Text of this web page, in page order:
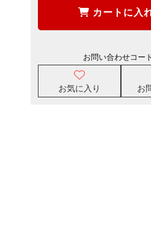
カートに入
お気に入り お
お問い合わせコー